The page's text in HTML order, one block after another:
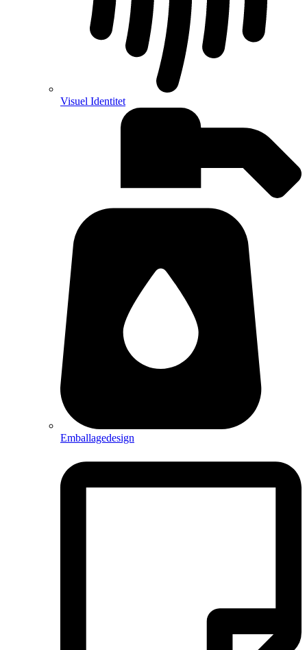
Visuel Identitet
Emballagedesign